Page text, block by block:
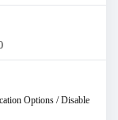
Options / Disable